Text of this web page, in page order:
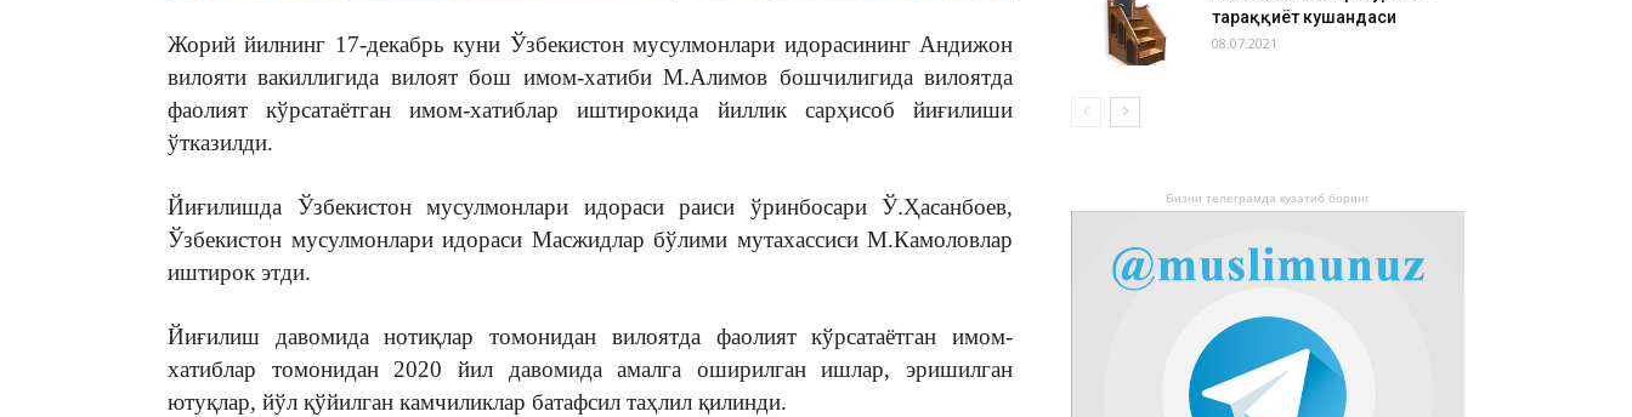
Жорий йилнинг 17-декабрь куни Ўзбекистон мусулмонлари идорасининг Андижон
вилояти вакиллигида вилоят бош имом-хатиби М.Алимов бошчилигида вилоятда
фаолият кўрсатаётган имом-хатиблар иштирокида йиллик сарҳисоб йиғилиши
ўтказилди.
Йиғилишда Ўзбекистон мусулмонлари идораси раиси ўринбосари Ў.Ҳасанбоев,
Ўзбекистон мусулмонлари идораси Масжидлар бўлими мутахассиси М.Камоловлар
иштирок этди.
Йиғилиш давомида нотиқлар томонидан вилоятда фаолият кўрсатаётган имом-
хатиблар томонидан 2020 йил давомида амалга оширилган ишлар, эришилган
ютуқлар, йўл қўйилган камчиликлар батафсил таҳлил қилинди.
тараққиёт кушандаси
08.07.2021
Бизни телеграмда кузатиб боринг